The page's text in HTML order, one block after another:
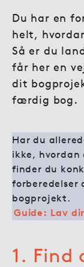
Du har en
helt,
Så er du
får her en
dit
færdig bog.
Har du
ikke, hvordan
finder du
forberedelser
bogprojekt.
Guide: Lav
1. Find